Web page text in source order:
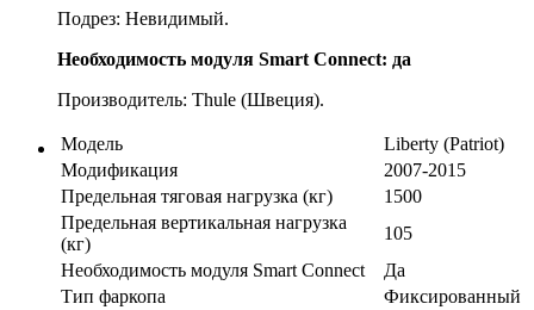
Подрез: Невидимый.
Необходимость модуля Smart Connect: да
Производитель: Thule (Швеция).
Модель
Liberty (Patriot)
Модификация
2007-2015
Предельная тяговая нагрузка (кг)
1500
Предельная вертикальная нагрузка
(кг)
105
Необходимость модуля Smart Connect
Да
Тип фаркопа
Фиксированный